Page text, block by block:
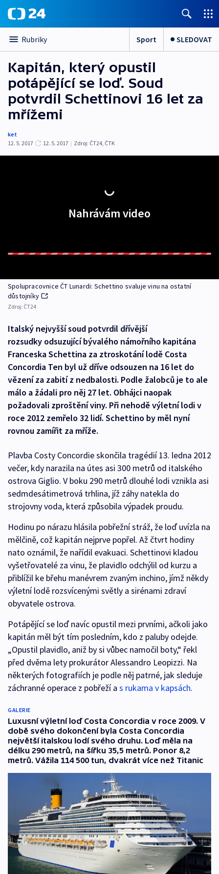
Rubriky Sport SLEDOVAT
Kapitán, který opustil
potápějící se loď. Soud
potvrdil Schettinovi 16 let za
mřížemi
ket
12. 5. 2017
12. 5. 2017 | Zdroj: ČT24, ČTK
Nahrávám video
Spolupracovnice ČT Lunardi: Schettino svaluje vinu na ostatní
důstojníky
Zdroj: ČT24
Italský nejvyšší soud potvrdil dřívější
rozsudky odsuzující bývalého námořního kapitána
Franceska Schettina za ztroskotání lodě Costa
Concordia Ten byl už dříve odsouzen na 16 let do
vězení za zabití z nedbalosti. Podle žalobců je to ale
málo a žádali pro něj 27 let. Obhájci naopak
požadovali zproštění viny. Při nehodě výletní lodi v
roce 2012 zemřelo 32 lidí. Schettino by měl nyní
rovnou zamířit za mříže.
Plavba Costy Concordie skončila tragédií 13. ledna 2012
večer, kdy narazila na útes asi 300 metrů od italského
ostrova Giglio. V boku 290 metrů dlouhé lodi vznikla asi
sedmdesátimetrová trhlina, jíž záhy natekla do
strojovny voda, která způsobila výpadek proudu.
Hodinu po nárazu hlásila pobřežní stráž, že loď uvízla na
mělčině, což kapitán nejprve popřel. Až čtvrt hodiny
nato oznámil, že nařídil evakuaci. Schettinovi kladou
vyšetřovatelé za vinu, že plavidlo odchýlil od kurzu a
přiblížil ke břehu manévrem zvaným inchino, jímž někdy
výletní lodě rozsvícenými světly a sirénami zdraví
obyvatele ostrova.
Potápějící se loď navíc opustil mezi prvními, ačkoli jako
kapitán měl být tím posledním, kdo z paluby odejde.
„Opustil plavidlo, aniž by si vůbec namočil boty,“ řekl
před dvěma lety prokurátor Alessandro Leopizzi. Na
některých fotografiích je podle něj patrné, jak sleduje
záchranné operace z pobřeží a s rukama v kapsách.
GALERIE
Luxusní výletní loď Costa Concordia v roce 2009. V
době svého dokončení byla Costa Concordia
největší italskou lodí svého druhu. Loď měla na
délku 290 metrů, na šířku 35,5 metrů. Ponor 8,2
metrů. Vážila 114 500 tun, dvakrát více než Titanic